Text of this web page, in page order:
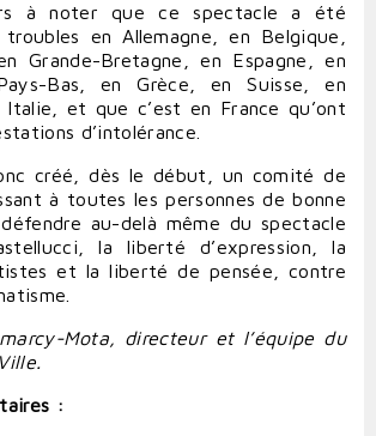
à noter que ce spectacle a été
en Allemagne, en Belgique,
Grande-Bretagne, en Espagne, en
Bas, en Grèce, en Suisse, en
et que c’est en France qu’ont
d’intolérance.
créé, dès le début, un comité de
à toutes les personnes de bonne
au-delà même du spectacle
la liberté d’expression, la
et la liberté de pensée, contre
Mota, directeur et l’équipe du
: